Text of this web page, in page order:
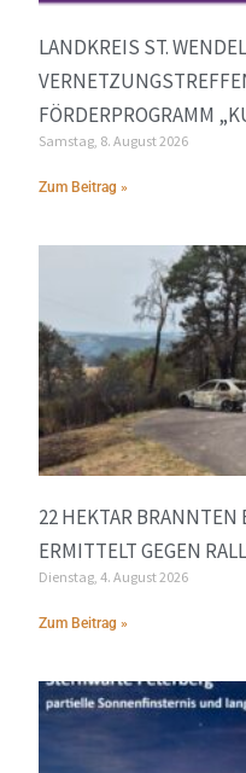
LANDKREIS ST.
FÖRDERPROGRAMM
Samstag, 8. August 2026
Zum Beitrag »
22 HEKTAR BRANNTEN
ERMITTELT GEGEN
Dienstag, 4. August 2026
Zum Beitrag »